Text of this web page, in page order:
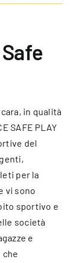
in qualità
SAFE PLAY
del
per la
vi sono
sportivo e
società
e
che